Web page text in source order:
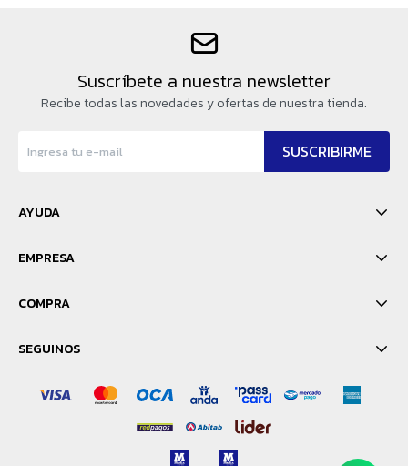
Suscríbete a nuestra newsletter
Recibe todas las novedades y ofertas de nuestra tienda.
SUSCRIBIRME
AYUDA
EMPRESA
COMPRA
SEGUINOS